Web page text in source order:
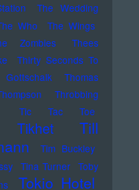
The Wedding
Who
The Wings
Zombies
Thees
Thirty Seconds To
Gottschalk
Thomas
Throbbing
Tic Tac Toe
Tikhet
Till
Tim Buckley
Tina Turner Toby
Tokio Hotel